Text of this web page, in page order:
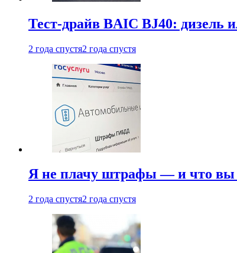
Тест-драйв BAIC BJ40: дизель
2 года спустя2 года спустя
Я не плачу штрафы — и что вы
2 года спустя2 года спустя